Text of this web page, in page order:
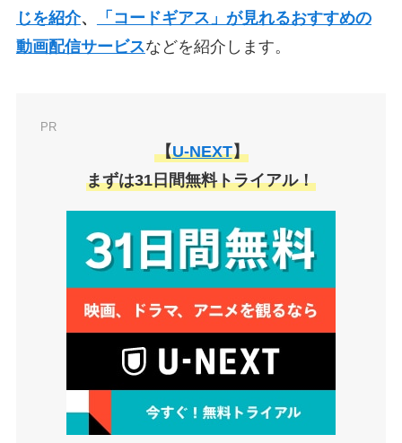
じを紹介、
「コードギアス」が見れるおすすめの
動画配信サービスなどを紹介します。
PR
【U-NEXT】
まずは31日間無料トライアル！